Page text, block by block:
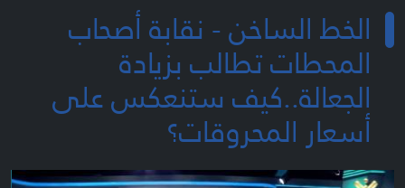
الخط الساخن - نقابة أصحاب
المحطات تطالب بزيادة
الجعالة..كيف ستنعكس على
أسعار المحروقات؟